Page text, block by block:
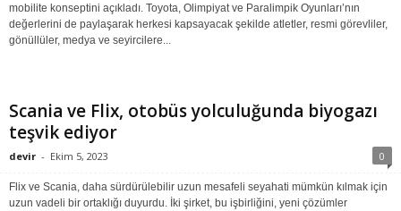
mobilite konseptini açıkladı. Toyota, Olimpiyat ve Paralimpik Oyunları’nın
değerlerini de paylaşarak herkesi kapsayacak şekilde atletler, resmi görevliler,
gönüllüler, medya ve seyircilere...
Scania ve Flix, otobüs yolculuğunda biyogazı
teşvik ediyor
devir - Ekim 5, 2023 0
Flix ve Scania, daha sürdürülebilir uzun mesafeli seyahati mümkün kılmak için
uzun vadeli bir ortaklığı duyurdu. İki şirket, bu işbirliğini, yeni çözümler